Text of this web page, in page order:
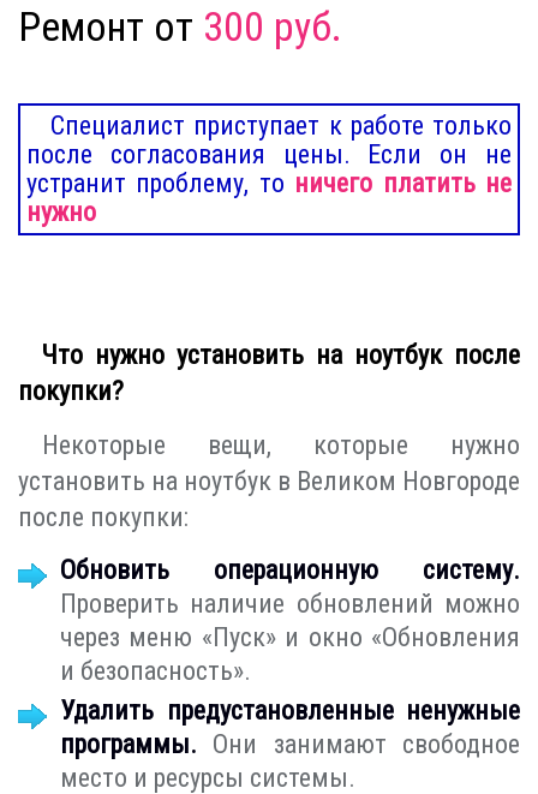
Ремонт от 300 руб.
Специалист приступает к работе только
после согласования цены. Если он не
устранит проблему, то ничего платить не
нужно
Что нужно установить на ноутбук после
покупки?
Некоторые вещи, которые нужно
установить на ноутбук в Великом Новгороде
после покупки:
Обновить операционную систему.
Проверить наличие обновлений можно
через меню «Пуск» и окно «Обновления
и безопасность».
Удалить предустановленные ненужные
программы. Они занимают свободное
место и ресурсы системы.